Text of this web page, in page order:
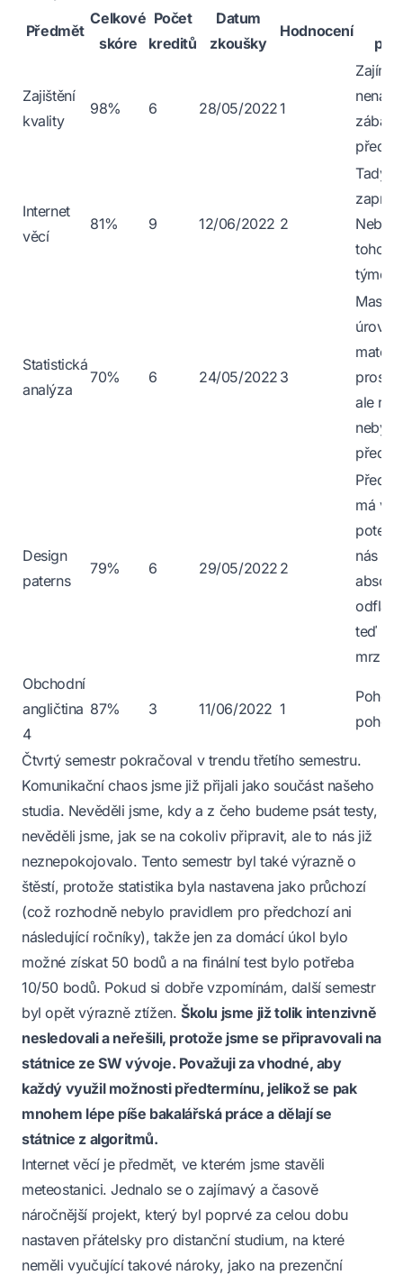
Předmět
Celkové
skóre
Počet
kreditů
Datum
zkoušky
Hodnocení
Zajištění
kvality
98% 6 28/05/20221
Internet
věcí
81% 9 12/06/2022 2
Tady
toho
Statistická
analýza
70% 6 24/05/2022 3
úrovni
ale
nebyl
Design
paterns
79% 6 29/05/2022 2
má
nás byl
teď
mrzí.
Obchodní
angličtina
4
87% 3 11/06/2022 1
Čtvrtý semestr pokračoval v trendu třetího semestru.
Komunikační chaos jsme již přijali jako součást našeho
studia. Nevěděli jsme, kdy a z čeho budeme psát testy,
nevěděli jsme, jak se na cokoliv připravit, ale to nás již
neznepokojovalo. Tento semestr byl také výrazně o
štěstí, protože statistika byla nastavena jako průchozí
(což rozhodně nebylo pravidlem pro předchozí ani
následující ročníky), takže jen za domácí úkol bylo
možné získat 50 bodů a na finální test bylo potřeba
10/50 bodů. Pokud si dobře vzpomínám, další semestr
byl opět výrazně ztížen. Školu jsme již tolik intenzivně
nesledovali a neřešili, protože jsme se připravovali na
státnice ze SW vývoje. Považuji za vhodné, aby
každý využil možnosti předtermínu, jelikož se pak
mnohem lépe píše bakalářská práce a dělají se
státnice z algoritmů.
Internet věcí je předmět, ve kterém jsme stavěli
meteostanici. Jednalo se o zajímavý a časově
náročnější projekt, který byl poprvé za celou dobu
nastaven přátelsky pro distanční studium, na které
neměli vyučující takové nároky, jako na prezenční